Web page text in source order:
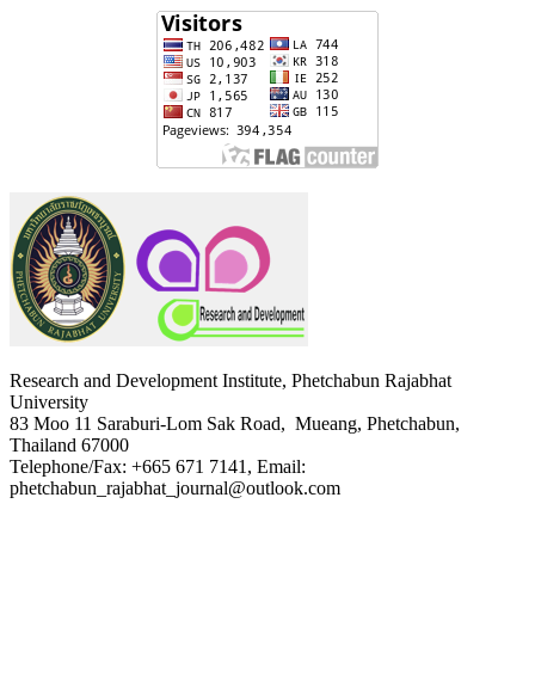
Research and Development Institute, Phetchabun Rajabhat
University
83 Moo 11 Saraburi-Lom Sak Road, Mueang, Phetchabun,
Thailand 67000
Telephone/Fax: +665 671 7141, Email:
phetchabun_rajabhat_journal@outlook.com